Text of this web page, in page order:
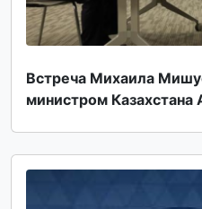
Встреча Михаила
министром